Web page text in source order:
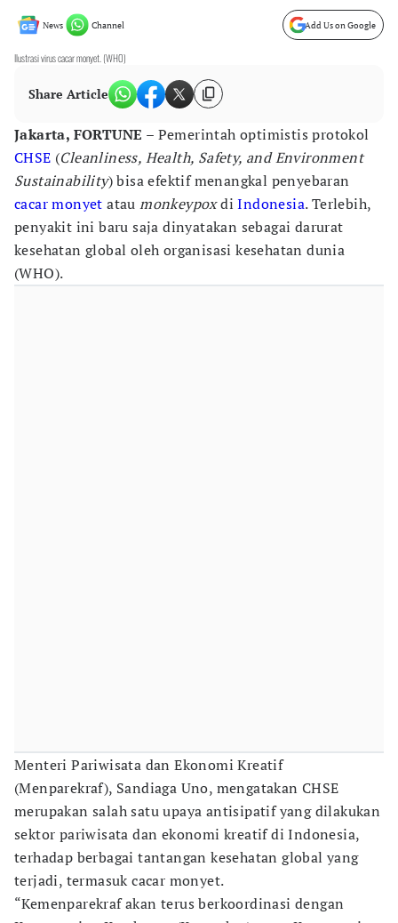
News Channel Add Us on Google
Ilustrasi virus cacar monyet. (WHO)
Share Article
Jakarta, FORTUNE – Pemerintah optimistis protokol
CHSE (Cleanliness, Health, Safety, and Environment
Sustainability) bisa efektif menangkal penyebaran
cacar monyet ataumonkeypoxdiIndonesia. Terlebih,
penyakit ini baru saja dinyatakan sebagai darurat
kesehatan global oleh organisasi kesehatan dunia
(WHO).
Menteri Pariwisata dan Ekonomi Kreatif
(Menparekraf), Sandiaga Uno, mengatakan CHSE
merupakan salah satu upaya antisipatif yang dilakukan
sektor pariwisata dan ekonomi kreatif di Indonesia,
terhadap berbagai tantangan kesehatan global yang
terjadi, termasuk cacar monyet.
“Kemenparekraf akan terus berkoordinasi dengan